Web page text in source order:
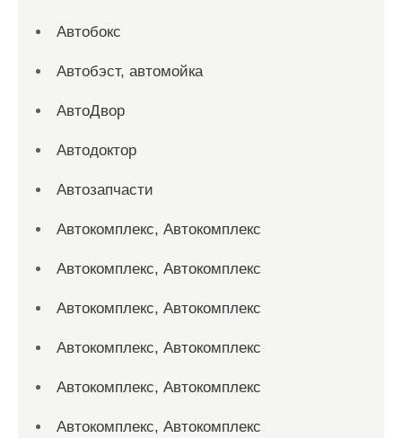
Автобокс
Автобэст, автомойка
АвтоДвор
Автодоктор
Автозапчасти
Автокомплекс, Автокомплекс
Автокомплекс, Автокомплекс
Автокомплекс, Автокомплекс
Автокомплекс, Автокомплекс
Автокомплекс, Автокомплекс
Автокомплекс, Автокомплекс